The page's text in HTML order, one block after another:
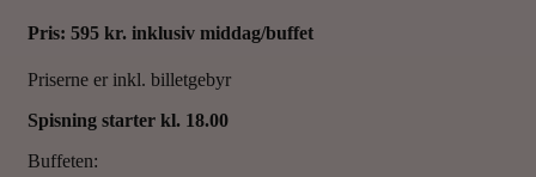
Pris: 595 kr. inklusiv middag/buffet
Priserne er inkl. billetgebyr
Spisning starter kl. 18.00
Buffeten: